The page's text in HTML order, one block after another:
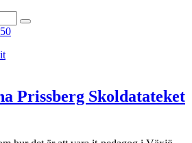
Prissberg Skoldatateket